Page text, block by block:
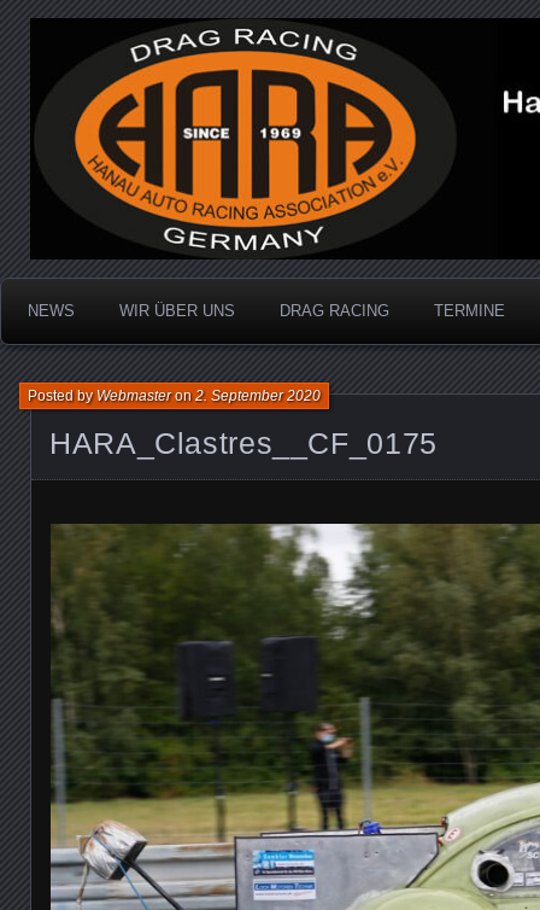
Hanau Auto Racing
Dragracing auf der 1/4 Meile
NEWS WIR ÜBER UNS DRAG RACING TERMINE
HARA_Clastres__CF_0175
Posted byWebmasteron2. September 2020